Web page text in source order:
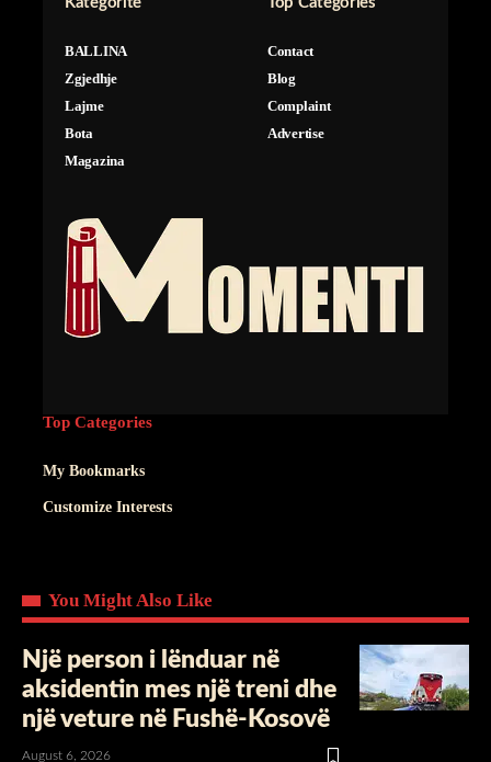
BALLINA
Zgjedhje
Lajme
Bota
Magazina
Contact
Blog
Complaint
Advertise
Top Categories
My Bookmarks
Customize Interests
You Might Also Like
Një person i lënduar në
aksidentin mes një treni dhe
një veture në Fushë-Kosovë
August 6, 2026